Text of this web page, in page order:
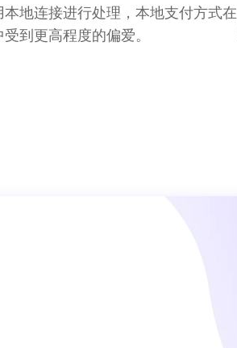
本地连接进行处理，本地支付方式在
到更高程度的偏爱。